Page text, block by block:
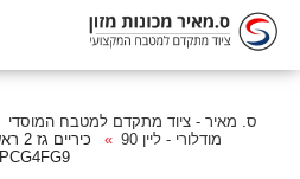
ס. מאיר - ציוד מתקדם למטבח המוסדי
מודלורי - ליין 90
PCG4FG9